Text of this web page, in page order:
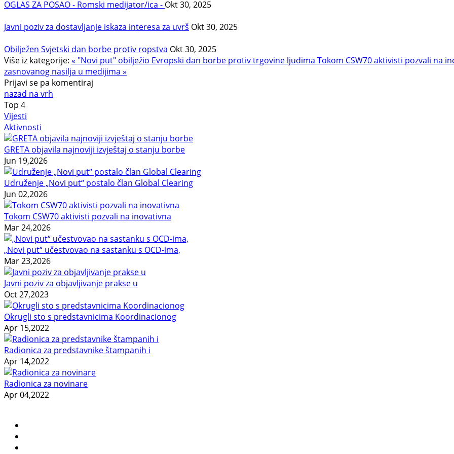
OGLAS ZA POSAO - Romski medijator/ica - Okt 30, 2025
Javni poziv za dostavljanje iskaza interesa za uvrš Okt 30, 2025
Obilježen Svjetski dan borbe protiv ropstva Okt 30, 2025
Više iz kategorije: « "Novi put" obilježio Evropski dan borbe protiv trgovine ljudima Tokom CSW70 aktivisti pozvali na
zasnovanog nasilja u medijima »
Prijavi se pa komentiraj
nazad na vrh
Top 4
Vijesti
Aktivnosti
GRETA objavila najnoviji izvještaj o stanju borbe
Jun 19,2026
Udruženje „Novi put“ postalo član Global Clearing
Jun 02,2026
Tokom CSW70 aktivisti pozvali na inovativna
Mar 24,2026
„Novi put“ učestvovao na sastanku s OCD-ima,
Mar 23,2026
Javni poziv za objavljivanje prakse u
Oct 27,2023
Okrugli sto s predstavnicima Koordinacionog
Apr 15,2022
Radionica za predstavnike štampanih i
Apr 14,2022
Radionica za novinare
Apr 04,2022